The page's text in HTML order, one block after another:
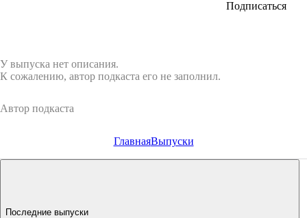
Подписаться
У выпуска нет описания.
К сожалению, автор подкаста его не заполнил.
Автор подкаста
ГлавнаяВыпуски
Последние выпуски